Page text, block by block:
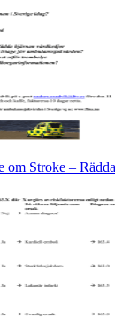
om Stroke –